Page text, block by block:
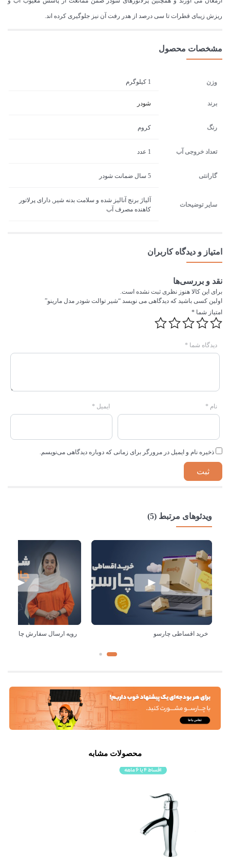
ریزش زیبای قطرات تا سی درصد از هدر رفت آن نیز جلوگیری کرده اند.
مشخصات محصول
وزن 1 کیلوگرم
برند شودر
رنگ کروم
تعداد خروجی آب 1 عدد
گارانتی 5 سال ضمانت شودر
سایر توضیحات
آلیاژ برنج آنالیز شده و سلامت بدنه شیر, دارای پرلاتور
کاهنده مصرف آب
امتیاز و دیدگاه کاربران
نقد و بررسی‌ها
برای این کالا هنوز نظری ثبت نشده است.
اولین کسی باشید که دیدگاهی می نویسد “شیر توالت شودر مدل مارینو”
امتیاز شما *
دیدگاه شما *
نام * ایمیل *
ذخیره نام و ایمیل در مرورگر برای زمانی که دوباره دیدگاهی می‌نویسم.
ویدئوهای مرتبط (5)
خرید اقساطی چارسو رویه ارسال سفارش چارسو
محصولات مشابه